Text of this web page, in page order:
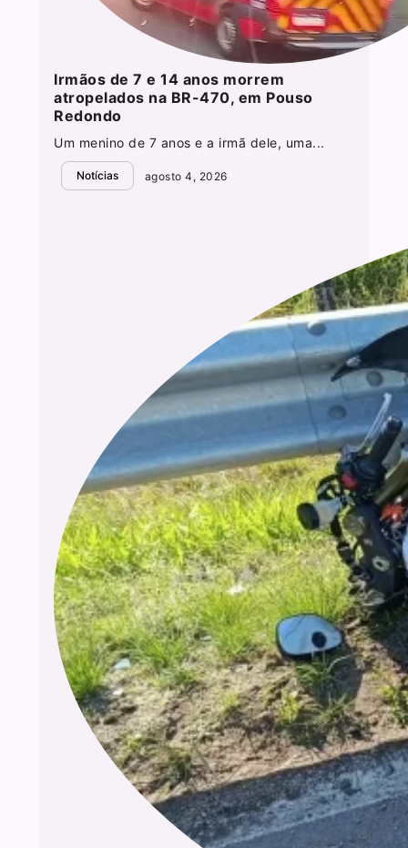
Irmãos de 7 e 14 anos morrem
atropelados na BR-470, em Pouso
Redondo
Um menino de 7 anos e a irmã dele, uma...
Notícias agosto 4, 2026